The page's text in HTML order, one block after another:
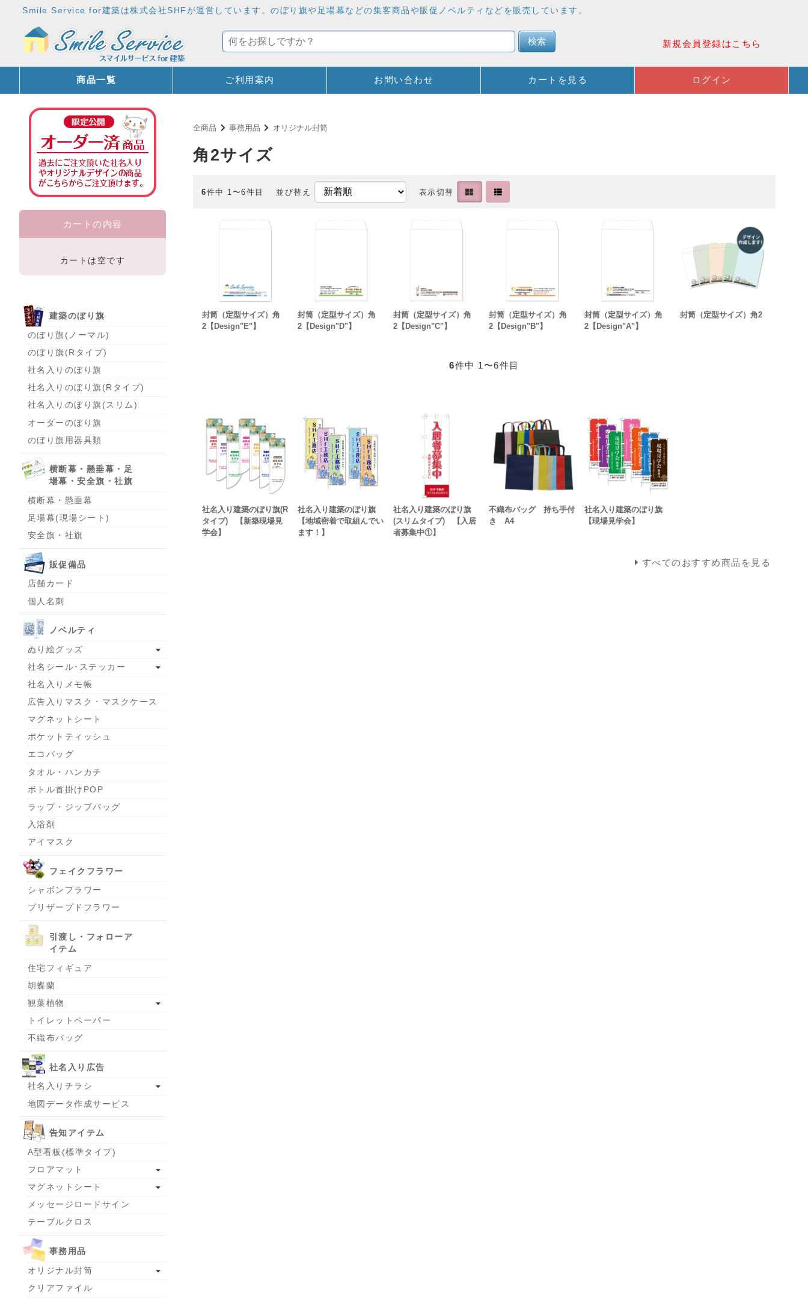
Smile Service for建築は株式会社SHFが運営しています。のぼり旗や足場幕などの集客商品や販促ノベルティなどを販売しています。
検索 新規会員登録はこちら
商品一覧 ご利用案内 お問い合わせ カートを見る ログイン
全商品 事務用品 オリジナル封筒
角2サイズ
6件中 1〜6件目 並び替え 表示切替
封筒（定型サイズ）角
2【Design"E"】
封筒（定型サイズ）角
2【Design"D"】
封筒（定型サイズ）角
2【Design"C"】
封筒（定型サイズ）角
2【Design"B"】
封筒（定型サイズ）角
2【Design"A"】
封筒（定型サイズ）角2
6件中 1〜6件目
社名入り建築のぼり旗(R
タイプ) 【新築現場見
学会】
社名入り建築のぼり旗
【地域密着で取組んでい
ます！】
社名入り建築のぼり旗
(スリムタイプ) 【入居
者募集中①】
不織布バッグ 持ち手付
き A4
社名入り建築のぼり旗
【現場見学会】
すべてのおすすめ商品を見る
カートの内容
カートは空です
建築のぼり旗
のぼり旗(ノーマル)
のぼり旗(Rタイプ)
社名入りのぼり旗
社名入りのぼり旗(Rタイプ)
社名入りのぼり旗(スリム)
オーダーのぼり旗
のぼり旗用器具類
横断幕・懸垂幕・足
場幕・安全旗・社旗
横断幕・懸垂幕
足場幕(現場シート)
安全旗・社旗
販促備品
店舗カード
個人名刺
ノベルティ
ぬり絵グッズ
社名シール･ステッカー
社名入りメモ帳
広告入りマスク・マスクケース
マグネットシート
ポケットティッシュ
エコバッグ
タオル・ハンカチ
ボトル首掛けPOP
ラップ・ジップバッグ
入浴剤
アイマスク
フェイクフラワー
シャボンフラワー
プリザープドフラワー
引渡し・フォローア
イテム
住宅フィギュア
胡蝶蘭
観葉植物
トイレットペーパー
不織布バッグ
社名入り広告
社名入りチラシ
地図データ作成サービス
告知アイテム
A型看板(標準タイプ)
フロアマット
マグネットシート
メッセージロードサイン
テーブルクロス
事務用品
オリジナル封筒
クリアファイル